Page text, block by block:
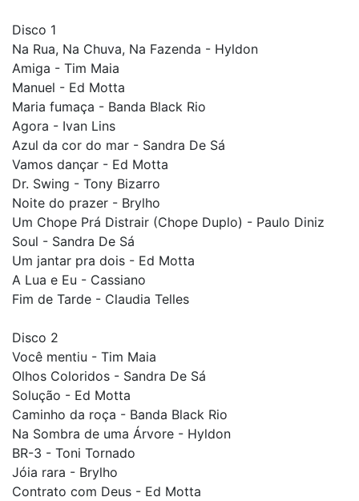
Disco 1
Na Rua, Na Chuva, Na Fazenda - Hyldon
Amiga - Tim Maia
Manuel - Ed Motta
Maria fumaça - Banda Black Rio
Agora - Ivan Lins
Azul da cor do mar - Sandra De Sá
Vamos dançar - Ed Motta
Dr. Swing - Tony Bizarro
Noite do prazer - Brylho
Um Chope Prá Distrair (Chope Duplo) - Paulo Diniz
Soul - Sandra De Sá
Um jantar pra dois - Ed Motta
A Lua e Eu - Cassiano
Fim de Tarde - Claudia Telles
Disco 2
Você mentiu - Tim Maia
Olhos Coloridos - Sandra De Sá
Solução - Ed Motta
Caminho da roça - Banda Black Rio
Na Sombra de uma Árvore - Hyldon
BR-3 - Toni Tornado
Jóia rara - Brylho
Contrato com Deus - Ed Motta